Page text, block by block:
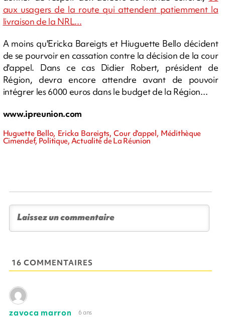
aux usagers de la route qui attendent patiemment la
livraison de la NRL...
A moins qu'Ericka Bareigts et Hiuguette Bello décident
de se pourvoir en cassation contre la décision de la cour
d'appel. Dans ce cas Didier Robert, président de
Région, devra encore attendre avant de pouvoir
intégrer les 6000 euros dans le budget de la Région...
www.ipreunion.com
Huguette Bello, Ericka Bareigts, Cour d'appel, Médithèque
Cimendef, Politique, Actualité de La Réunion
16 COMMENTAIRES
zavoca marron 6 ans